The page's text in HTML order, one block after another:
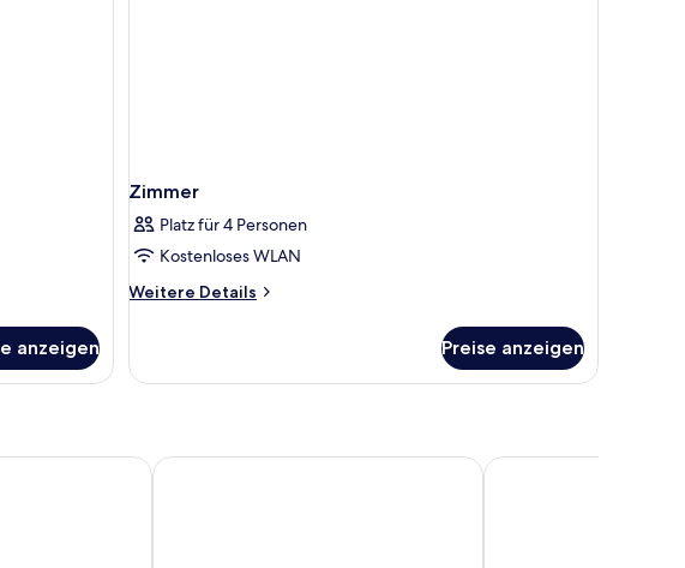
anzeigen
Zimmer
Platz für 4 Personen
Kostenloses WLAN
Weitere Details
Weitere
Preise anzeigen
Abba Burgos Hotel Hotel Rice Reyes